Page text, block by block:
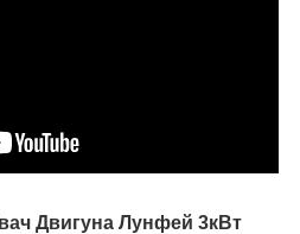
Двигуна Лунфей 3кВт